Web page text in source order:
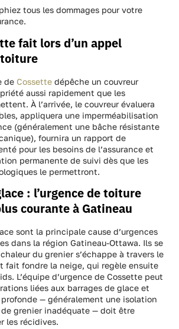
tous les dommages pour votre
fait lors d’un appel
toiture
de Cossette dépêche un couvreur
aussi rapidement que les
À l’arrivée, le couvreur évaluera
appliquera une imperméabilisation
(généralement une bâche résistante
fournira un rapport de
pour les besoins de l’assurance et
permanente de suivi dès que les
le permettront.
: l’urgence de toiture
courante à Gatineau
sont la principale cause d’urgences
dans la région Gatineau-Ottawa. Ils se
du grenier s’échappe à travers le
fait fondre la neige, qui regèle ensuite
L’équipe d’urgence de Cossette peut
liées aux barrages de glace et
— généralement une isolation
grenier inadéquate — doit être
les récidives.